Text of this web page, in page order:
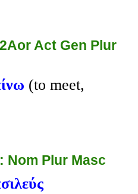
Act Gen Plur
(to meet,
Nom Plur Masc